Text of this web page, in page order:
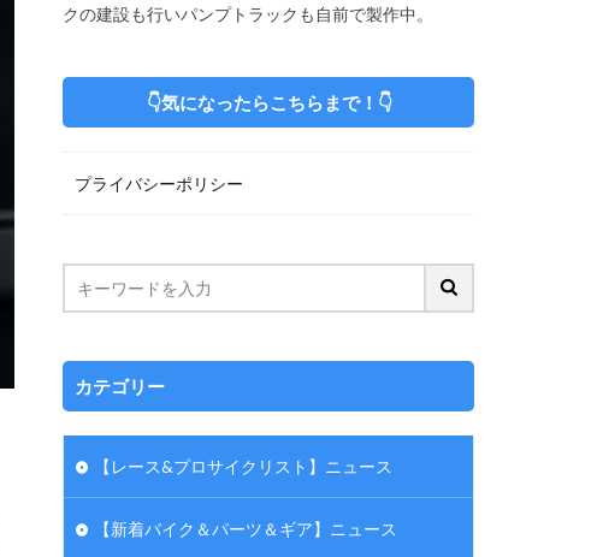
クの建設も行いパンプトラックも自前で製作中。
👇気になったらこちらまで！👇
プライバシーポリシー
カテゴリー
【レース&プロサイクリスト】ニュース
【新着バイク＆パーツ＆ギア】ニュース